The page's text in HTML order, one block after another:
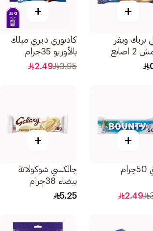
+
بريك ويفر
مقرمش 2 اصابع
+
كادبوري ديري ميلك
بالأوريو 35جرام
3.95
2.49
+
2.49
+
جالكسي شوكولاتة
بيضاء 38جرام
5.25